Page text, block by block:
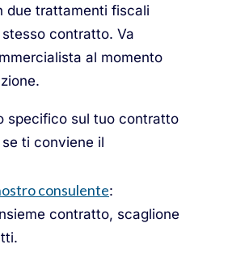
due trattamenti fiscali
contratto. Va
al momento
specifico sul tuo contratto
ti conviene il
consulente:
contratto, scaglione